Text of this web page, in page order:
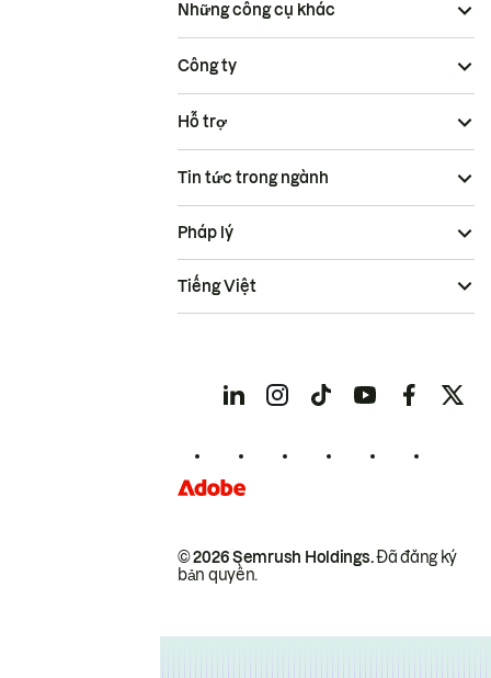
Những công cụ khác
Công ty
Hỗ trợ
Tin tức trong ngành
© 2026 Semrush Holdings.Đã đăng ký
bản quyền.
Pháp lý
Tiếng Việt